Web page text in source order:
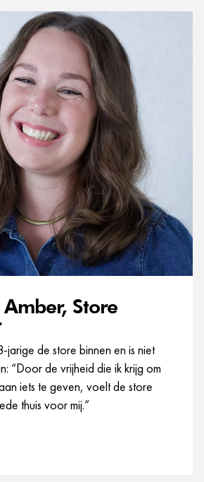
Store
jarige de store binnen en is niet
“Door de vrijheid die ik krijg om
iets te geven, voelt de store
thuis voor mij.”